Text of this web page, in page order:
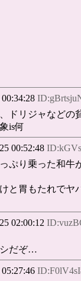
ドリジャなどの
is何
00:52:48
ぷり乗った和牛
と胃もたれでヤ
02:00:12
だぞ…